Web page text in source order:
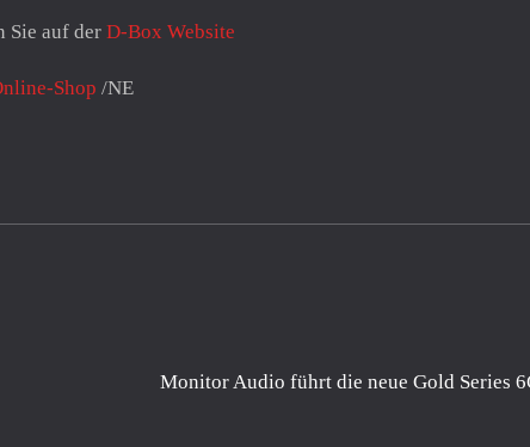
Sie auf der D-Box Website
Shop /NE
Monitor Audio führt die neue Gold Series